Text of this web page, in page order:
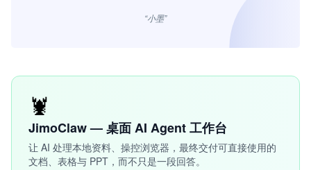
“小墨”
🦞
JimoClaw — 桌面 AI Agent 工作台
让 AI 处理本地资料、操控浏览器，最终交付可直接使用的
文档、表格与 PPT，而不只是一段回答。